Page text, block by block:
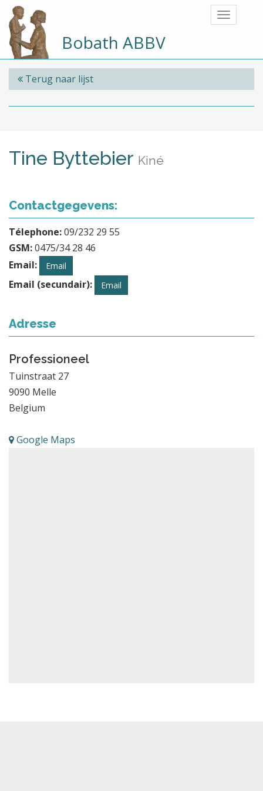
Bobath ABBV
Terug naar lijst
Tine Byttebier Kiné
Contactgegevens:
Télephone:09/232 29 55
GSM:0475/34 28 46
Email:
Email
Email (secundair): Email
Adresse
Professioneel
Tuinstraat 27
9090 Melle
Belgium
Google Maps